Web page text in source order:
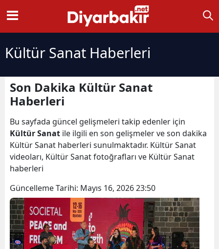
Kültür Sanat Haberleri
Son Dakika Kültür Sanat
Haberleri
Bu sayfada güncel gelişmeleri takip edenler için
Kültür Sanat ile ilgili en son gelişmeler ve son dakika
Kültür Sanat haberleri sunulmaktadır. Kültür Sanat
videoları, Kültür Sanat fotoğrafları ve Kültür Sanat
haberleri
Güncelleme Tarihi: Mayıs 16, 2026 23:50